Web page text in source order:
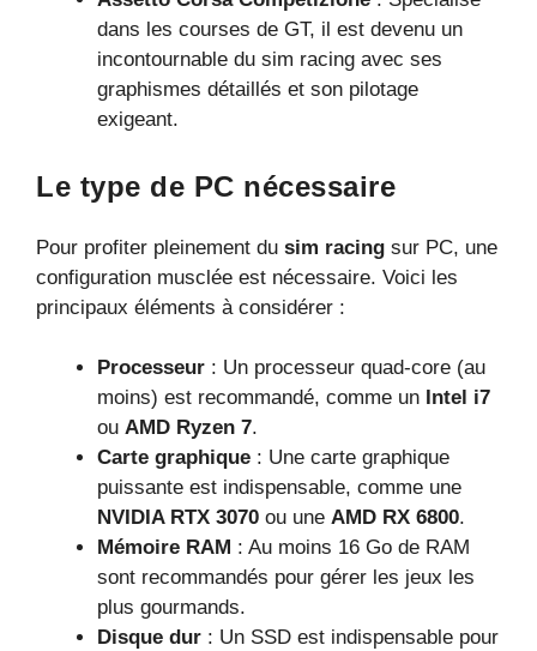
dans les courses de GT, il est devenu un
incontournable du sim racing avec ses
graphismes détaillés et son pilotage
exigeant.
Le type de PC nécessaire
Pour profiter pleinement du sim racing sur PC, une
configuration musclée est nécessaire. Voici les
principaux éléments à considérer :
Processeur : Un processeur quad-core (au
moins) est recommandé, comme un Intel i7
ou AMD Ryzen 7.
Carte graphique : Une carte graphique
puissante est indispensable, comme une
NVIDIA RTX 3070 ou une AMD RX 6800.
Mémoire RAM : Au moins 16 Go de RAM
sont recommandés pour gérer les jeux les
plus gourmands.
Disque dur : Un SSD est indispensable pour